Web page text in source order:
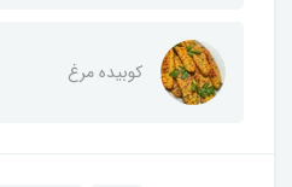
کوبیده مرغ